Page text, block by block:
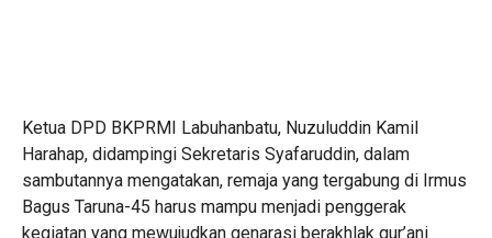
Ketua DPD BKPRMI Labuhanbatu, Nuzuluddin Kamil
Harahap, didampingi Sekretaris Syafaruddin, dalam
sambutannya mengatakan, remaja yang tergabung di Irmus
Bagus Taruna-45 harus mampu menjadi penggerak
kegiatan yang mewujudkan genarasi berakhlak qur’ani